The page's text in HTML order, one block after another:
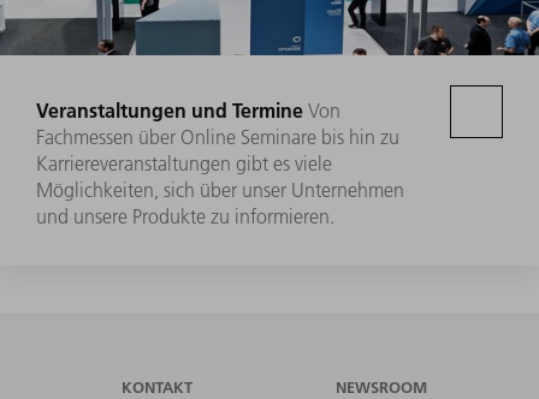
Veranstaltungen und Termine Von
Fachmessen über Online Seminare bis hin zu
Karriereveranstaltungen gibt es viele
Möglichkeiten, sich über unser Unternehmen
und unsere Produkte zu informieren.
KONTAKT NEWSROOM